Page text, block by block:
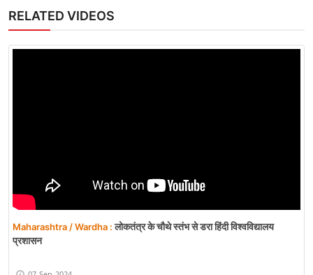
RELATED VIDEOS
Maharashtra / Wardha :लोकतंत्र के चौथे स्तंभ से डरा हिंदी विश्वविद्यालय
प्रशासन